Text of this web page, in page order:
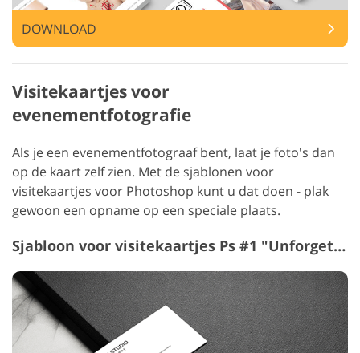
DOWNLOAD
Visitekaartjes voor
evenementfotografie
Als je een evenementfotograaf bent, laat je foto's dan
op de kaart zelf zien. Met de sjablonen voor
visitekaartjes voor Photoshop kunt u dat doen - plak
gewoon een opname op een speciale plaats.
Sjabloon voor visitekaartjes Ps #1 "Unforgettable Experiences"